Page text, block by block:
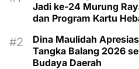
Jadi ke-24 Murung
dan Program Kartu
Dina Maulidah
Tangka Balang 2026
Budaya Daerah